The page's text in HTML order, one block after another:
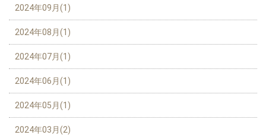
2024年09月(1)
2024年08月(1)
2024年07月(1)
2024年06月(1)
2024年05月(1)
2024年03月(2)